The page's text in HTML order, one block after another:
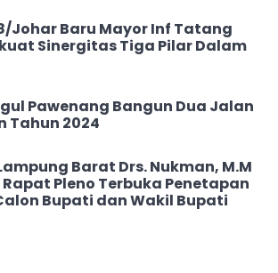
Johar Baru Mayor Inf Tatang
Sinergitas Tiga Pilar Dalam
Pawenang Bangun Dua Jalan
Tahun 2024
Barat Drs. Nukman, M.M
Pleno Terbuka Penetapan
Bupati dan Wakil Bupati